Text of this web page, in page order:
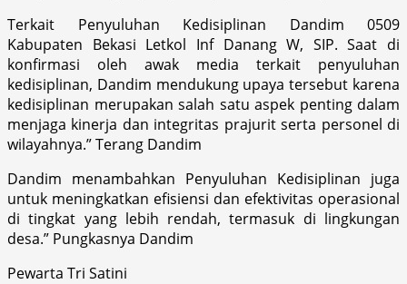
Terkait Penyuluhan Kedisiplinan Dandim 0509
Kabupaten Bekasi Letkol Inf Danang W, SIP. Saat di
konfirmasi oleh awak media terkait penyuluhan
kedisiplinan, Dandim mendukung upaya tersebut karena
kedisiplinan merupakan salah satu aspek penting dalam
menjaga kinerja dan integritas prajurit serta personel di
wilayahnya.” Terang Dandim
Dandim menambahkan Penyuluhan Kedisiplinan juga
untuk meningkatkan efisiensi dan efektivitas operasional
di tingkat yang lebih rendah, termasuk di lingkungan
desa.” Pungkasnya Dandim
Pewarta Tri Satini